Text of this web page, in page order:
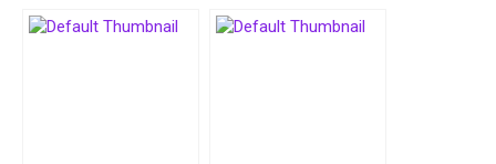
оптимальное
решение
пересказа
видеороликов в